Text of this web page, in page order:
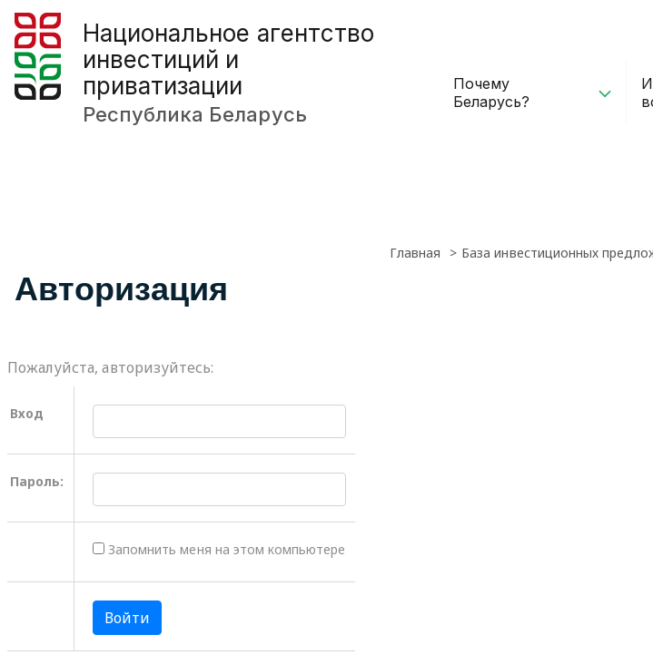
Национальное агентство
инвестиций и
приватизации
Республика Беларусь
Почему
Беларусь?
Главная База инвестиционных
Авторизация
Пожалуйста, авторизуйтесь:
Вход
Пароль:
Запомнить меня на этом компьютере